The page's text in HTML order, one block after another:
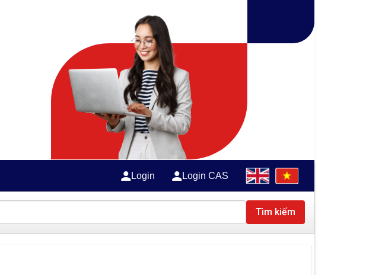
Login Login CAS
Tìm kiếm